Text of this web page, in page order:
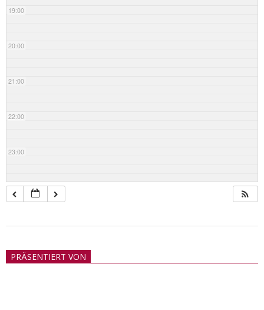
19:00
20:00
21:00
22:00
23:00
21PRÄSENTIERT VON